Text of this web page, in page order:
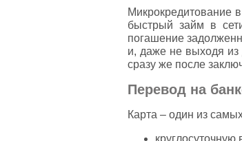
Микрокредитование
быстрый займ в
погашение
и, даже не выходя из
сразу же после
Перевод на
Карта – один из